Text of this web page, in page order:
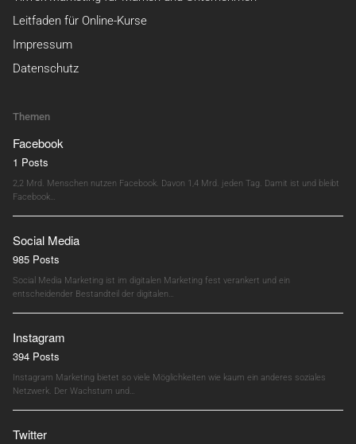
Leitfaden für Online-Kurse
Impressum
Datenschutz
Themen
Facebook
1 Posts
2,2 Mrd. Menschen nutzen Facebook. Davon 1,4 Mrd. jeden Tag. Damit ist und bleibt
Facebook…
Social Media
985 Posts
Social Media Marketing ist im digitalen Marketing fest verankert und ein
entscheidender Bestandteil der digitalen…
Instagram
394 Posts
Instagram Marketing bietet so viele Möglichkeiten wie kaum ein anderes soziales
Netzwerk. Der Wachstum und…
Twitter